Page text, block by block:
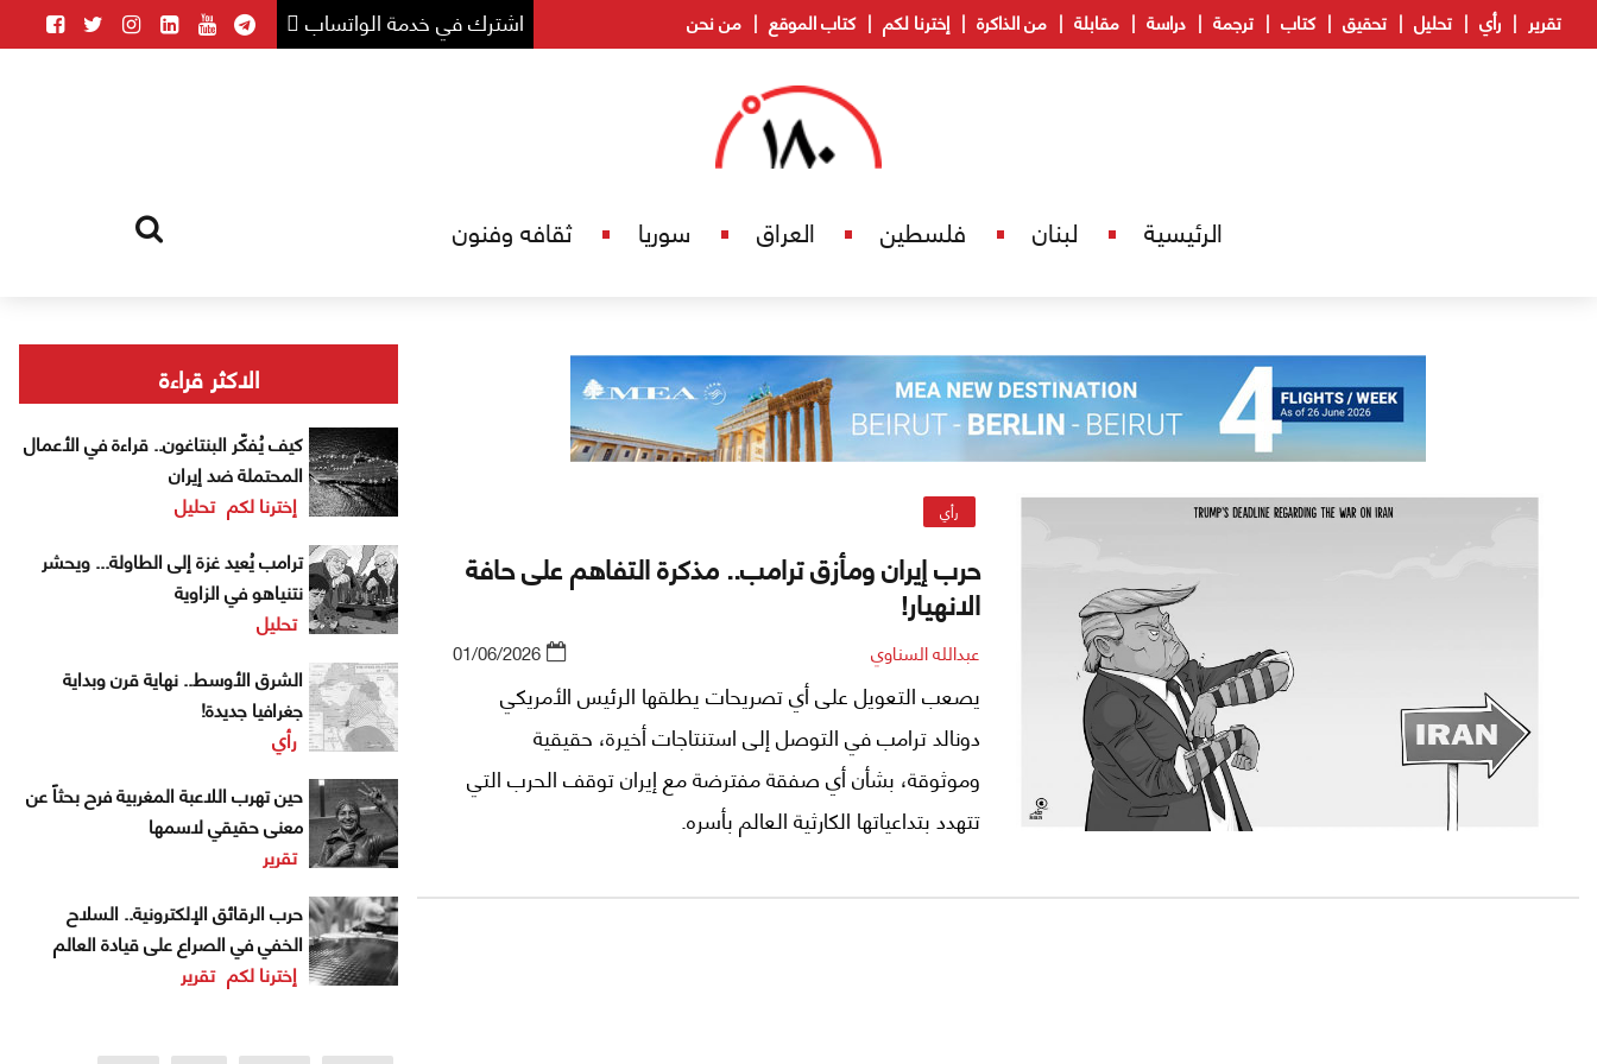
اشترك في خدمة الواتساب تقرير رأي تحليل تحقيق كتاب ترجمة دراسة مقابلة من الذاكرة إخترنا لكم كتاب الموقع من نحن
الرئيسية لبنان فلسطين العراق سوريا ثقافه وفنون
رأي
حرب إيران ومأزق ترامب.. مذكرة التفاهم على حافة
الانهيار!
عبدالله السناوي 01/06/2026
يصعب التعويل على أي تصريحات يطلقها الرئيس الأمريكي
دونالد ترامب في التوصل إلى استنتاجات أخيرة، حقيقية
وموثوقة، بشأن أي صفقة مفترضة مع إيران توقف الحرب التي
تتهدد بتداعياتها الكارثية العالم بأسره.
الاكثر قراءة
كيف يُفكّر البنتاغون.. قراءة في الأعمال
المحتملة ضد إيران
إخترنا لكم تحليل
ترامب يُعيد غزة إلى الطاولة... ويحشر
نتنياهو في الزاوية
تحليل
الشرق الأوسط.. نهاية قرن وبداية
جغرافيا جديدة!
رأي
حين تهرب اللاعبة المغربية فرح بحثاً عن
معنى حقيقي لاسمها
تقرير
حرب الرقائق الإلكترونية.. السلاح
الخفي في الصراع على قيادة العالم
إخترنا لكم تقرير